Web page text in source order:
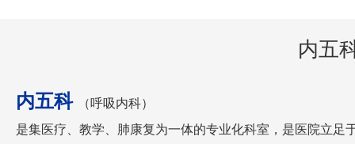
内五
内五科 （ 呼吸内科）
是集医疗、教学、肺康复为一体的专业化科室，是医院立